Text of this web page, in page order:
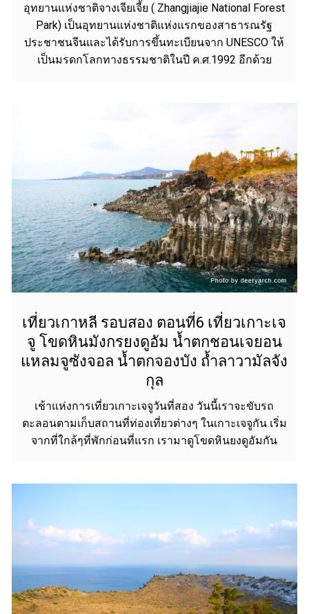
อุทยานแห่งชาติจางเจียเจี้ย ( Zhangjiajie National Forest
Park) เป็นอุทยานแห่งชาติแห่งแรกของสาธารณรัฐ
ประชาชนจีนและได้รับการขึ้นทะเบียนจาก UNESCO ให้
เป็นมรดกโลกทางธรรมชาติในปี ค.ศ.1992 อีกด้วย
เที่ยวเกาหลี รอบสอง ตอนที่6 เที่ยวเกาะเจ
จู โขดหินมังกรยงดูอัม น้ำตกชอนเจยอน
แหลมจูซังจอล น้ำตกจองบัง ถ้ำลาวามัลจัง
กุล
เช้าแห่งการเที่ยวเกาะเจจูวันที่สอง วันนี้เราจะขับรถ
ตะลอนตามเก็บสถานที่ท่องเที่ยวต่างๆ ในเกาะเจจูกัน เริ่ม
จากที่ใกล้ๆที่พักก่อนที่แรก เรามาดูโขดหินยงดูอัมกัน